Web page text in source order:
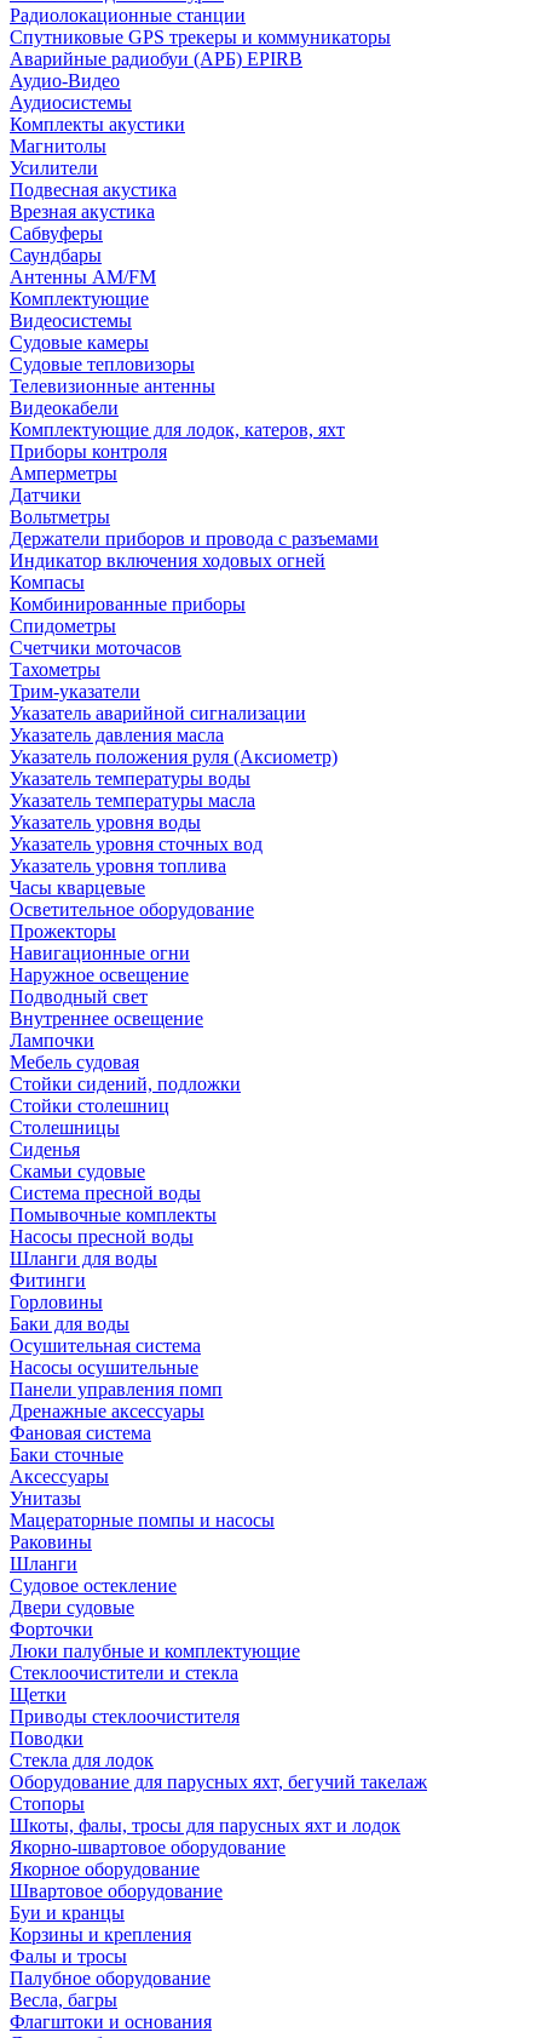
Радиолокационные станции
Спутниковые GPS трекеры и коммуникаторы
Аварийные радиобуи (АРБ) EPIRB
Аудио-Видео
Аудиосистемы
Комплекты акустики
Магнитолы
Усилители
Подвесная акустика
Врезная акустика
Сабвуферы
Саундбары
Антенны AM/FM
Комплектующие
Видеосистемы
Судовые камеры
Cудовые тепловизоры
Телевизионные антенны
Видеокабели
Комплектующие для лодок, катеров, яхт
Приборы контроля
Амперметры
Датчики
Вольтметры
Держатели приборов и провода с разъемами
Индикатор включения ходовых огней
Компасы
Комбинированные приборы
Спидометры
Счетчики моточасов
Тахометры
Трим-указатели
Указатель аварийной сигнализации
Указатель давления масла
Указатель положения руля (Аксиометр)
Указатель температуры воды
Указатель температуры масла
Указатель уровня воды
Указатель уровня сточных вод
Указатель уровня топлива
Часы кварцевые
Осветительное оборудование
Прожекторы
Навигационные огни
Наружное освещение
Подводный свет
Внутреннее освещение
Лампочки
Мебель судовая
Стойки сидений, подложки
Стойки столешниц
Столешницы
Сиденья
Скамьи судовые
Система пресной воды
Помывочные комплекты
Насосы пресной воды
Шланги для воды
Фитинги
Горловины
Баки для воды
Осушительная система
Насосы осушительные
Панели управления помп
Дренажные аксессуары
Фановая система
Баки сточные
Аксессуары
Унитазы
Мацераторные помпы и насосы
Раковины
Шланги
Судовое остекление
Двери судовые
Форточки
Люки палубные и комплектующие
Стеклоочистители и стекла
Щетки
Приводы стеклоочистителя
Поводки
Стекла для лодок
Оборудование для парусных яхт, бегучий такелаж
Стопоры
Шкоты, фалы, тросы для парусных яхт и лодок
Якорно-швартовое оборудование
Якорное оборудование
Швартовое оборудование
Буи и кранцы
Корзины и крепления
Фалы и тросы
Палубное оборудование
Весла, багры
Флагштоки и основания